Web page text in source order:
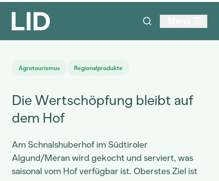
Agrotourismus Regionalprodukte
Die Wertschöpfung bleibt auf
dem Hof
Am Schnalshuberhof im Südtiroler
Algund/Meran wird gekocht und serviert, was
saisonal vom Hof verfügbar ist. Oberstes Ziel ist